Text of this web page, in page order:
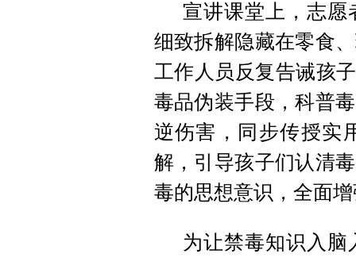
宣讲课堂上，志愿
细致拆解隐藏在零食
工作人员反复告诫孩
毒品伪装手段，科普
逆伤害，同步传授实
解，引导孩子们认清
毒的思想意识，全面
为让禁毒知识入